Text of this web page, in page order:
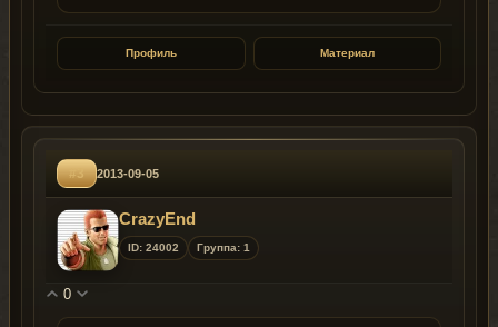
Профиль Материал
#3 2013-09-05
CrazyEnd
ID: 24002 Группа: 1
0